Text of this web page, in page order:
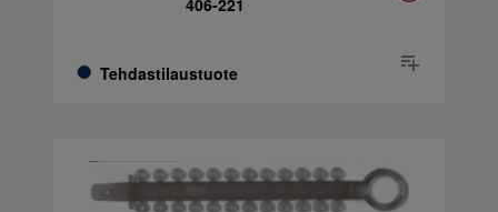
Tehdastilaustuote